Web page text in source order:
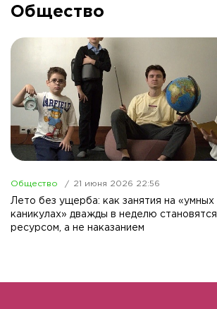
Общество
Общество 21 июня 2026 22:56
Лето без ущерба: как занятия на «умных
каникулах» дважды в неделю становятся
ресурсом, а не наказанием